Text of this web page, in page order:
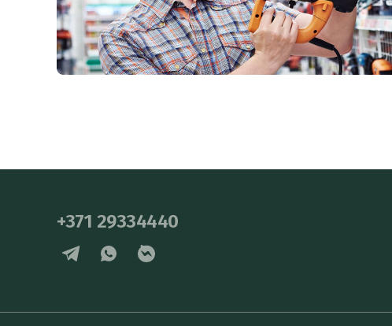
+371 29334440